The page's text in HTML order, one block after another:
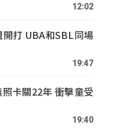
12:02
打 UBA和SBL同場
19:47
卡關22年 衝擊童受
19:40